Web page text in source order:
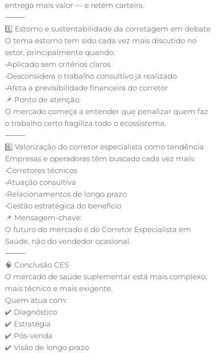
entrega mais valor — e retém carteira.
⸻
5️⃣ Estorno e sustentabilidade da corretagem em debate
O tema estorno tem sido cada vez mais discutido no
setor, principalmente quando:
•Aplicado sem critérios claros
•Desconsidera o trabalho consultivo já realizado
•Afeta a previsibilidade financeira do corretor
📌 Ponto de atenção:
O mercado começa a entender que penalizar quem faz
o trabalho certo fragiliza todo o ecossistema.
⸻
6️⃣ Valorização do corretor especialista como tendência
Empresas e operadoras têm buscado cada vez mais:
•Corretores técnicos
•Atuação consultiva
•Relacionamentos de longo prazo
•Gestão estratégica do benefício
📌 Mensagem-chave:
O futuro do mercado é do Corretor Especialista em
Saúde, não do vendedor ocasional.
⸻
🧠 Conclusão CES
O mercado de saúde suplementar está mais complexo,
mais técnico e mais exigente.
Quem atua com:
✔️ Diagnóstico
✔️ Estratégia
✔️ Pós-venda
✔️ Visão de longo prazo